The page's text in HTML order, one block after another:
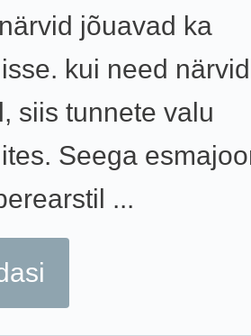
jõuavad ka
kui need
siis tunnete valu
Seega
...